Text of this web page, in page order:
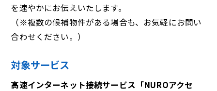
を速やかにお伝えいたします。
（※複数の候補物件がある場合も、お気軽にお問い
合わせください。）
対象サービス
高速インターネット接続サービス「NUROアクセ